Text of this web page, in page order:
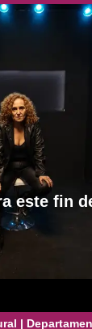
este fin
|